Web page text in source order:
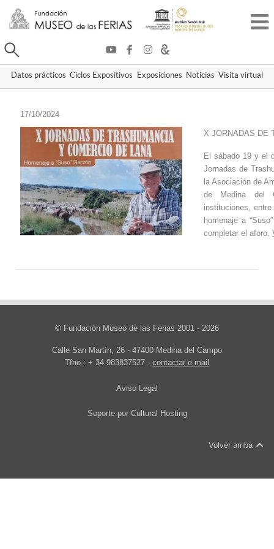
Buscar
Datos prácticos Ciclos Expositivos Exposiciones Noticias Visita virtual
17/10/2024
X JORNADAS DE
El sábado 19 y el
Jornadas de
la Asociación de
de Medina del
instituciones,
homenaje a
completar el aforo.
© Fundación Museo de las Ferias 2001 - 2026
Calle San Martín, 26 - 47400 Medina del Campo
Tfno.: + 34 983837527 - contactar e-mail
Aviso Legal
Soporte por Cultural Hosting
Volver arriba